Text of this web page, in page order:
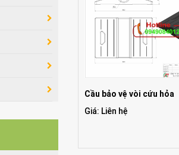
Cầu bảo vệ vòi cứu hỏa
Giá: Liên hệ